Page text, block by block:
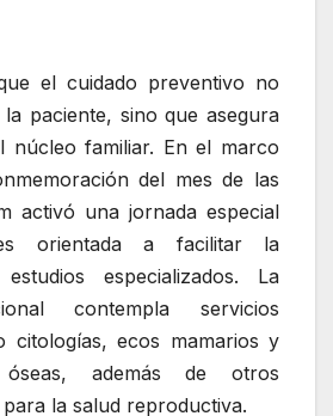
el cuidado preventivo no
paciente, sino que asegura
núcleo familiar. En el marco
del mes de las
activó una jornada especial
orientada a facilitar la
especializados. La
contempla servicios
citologías, ecos mamarios y
óseas, además de otros
la salud reproductiva.